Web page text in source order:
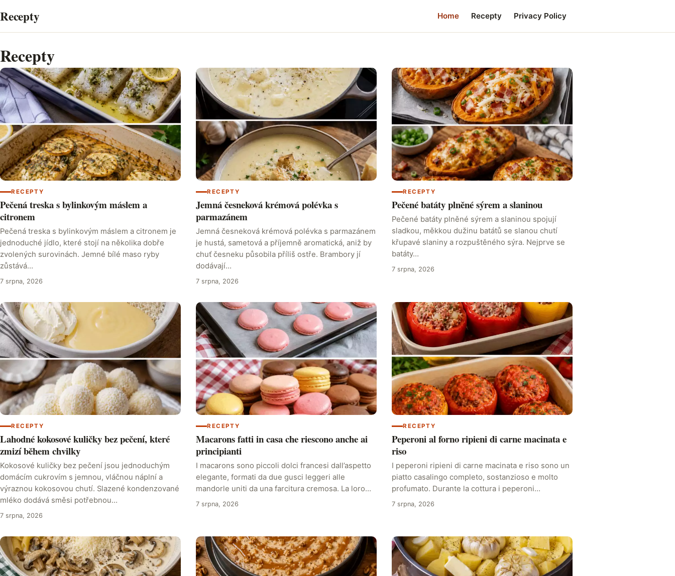
na
Recepty Home Recepty Privacy Policy
Recepty
RECEPTY
Pečená treska s bylinkovým máslem a
citronem
Pečená treska s bylinkovým máslem a citronem je
jednoduché jídlo, které stojí na několika dobře
zvolených surovinách. Jemné bílé maso ryby
zůstává…
7 srpna, 2026
RECEPTY
Jemná česneková krémová polévka s
parmazánem
Jemná česneková krémová polévka s parmazánem
je hustá, sametová a příjemně aromatická, aniž by
chuť česneku působila příliš ostře. Brambory jí
dodávají…
7 srpna, 2026
RECEPTY
Pečené batáty plněné sýrem a slaninou
Pečené batáty plněné sýrem a slaninou spojují
sladkou, měkkou dužinu batátů se slanou chutí
křupavé slaniny a rozpuštěného sýra. Nejprve se
batáty…
7 srpna, 2026
RECEPTY
Lahodné kokosové kuličky bez pečení, které
zmizí během chvilky
Kokosové kuličky bez pečení jsou jednoduchým
domácím cukrovím s jemnou, vláčnou náplní a
výraznou kokosovou chutí. Slazené kondenzované
mléko dodává směsi potřebnou…
7 srpna, 2026
RECEPTY
Macarons fatti in casa che riescono anche ai
principianti
I macarons sono piccoli dolci francesi dall’aspetto
elegante, formati da due gusci leggeri alle
mandorle uniti da una farcitura cremosa. La loro…
7 srpna, 2026
RECEPTY
Peperoni al forno ripieni di carne macinata e
riso
I peperoni ripieni di carne macinata e riso sono un
piatto casalingo completo, sostanzioso e molto
profumato. Durante la cottura i peperoni…
7 srpna, 2026